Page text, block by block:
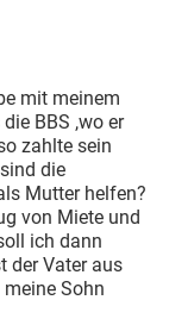
mit meinem
BBS ,wo er
zahlte sein
die
Mutter helfen?
von Miete und
ich dann
der Vater aus
Sohn